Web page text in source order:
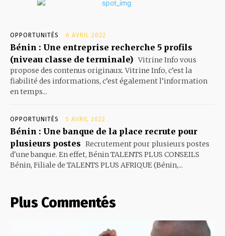
OPPORTUNITÉS 6 AVRIL 2022
Bénin : Une entreprise recherche 5 profils
(niveau classe de terminale) Vitrine Info vous
propose des contenus originaux. Vitrine Info, c’est la
fiabilité des informations, c’est également l’information
en temps...
OPPORTUNITÉS 5 AVRIL 2022
Bénin : Une banque de la place recrute pour
plusieurs postes Recrutement pour plusieurs postes
d'une banque. En effet, Bénin TALENTS PLUS CONSEILS
Bénin, Filiale de TALENTS PLUS AFRIQUE (Bénin,...
Plus Commentés